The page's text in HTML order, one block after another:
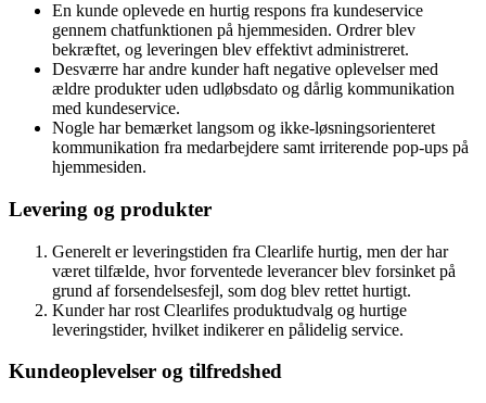
En kunde oplevede en hurtig respons fra kundeservice
gennem chatfunktionen på hjemmesiden. Ordrer blev
bekræftet, og leveringen blev effektivt administreret.
Desværre har andre kunder haft negative oplevelser med
ældre produkter uden udløbsdato og dårlig kommunikation
med kundeservice.
Nogle har bemærket langsom og ikke-løsningsorienteret
kommunikation fra medarbejdere samt irriterende pop-ups på
hjemmesiden.
Levering og produkter
Generelt er leveringstiden fra Clearlife hurtig, men der har
været tilfælde, hvor forventede leverancer blev forsinket på
grund af forsendelsesfejl, som dog blev rettet hurtigt.
Kunder har rost Clearlifes produktudvalg og hurtige
leveringstider, hvilket indikerer en pålidelig service.
Kundeoplevelser og tilfredshed